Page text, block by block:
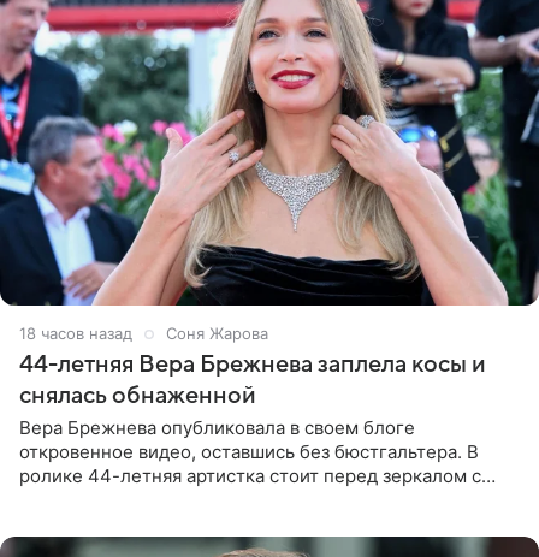
18 часов назад Соня Жарова
44-летняя Вера Брежнева заплела косы и
снялась обнаженной
Вера Брежнева опубликовала в своем блоге
откровенное видео, оставшись без бюстгальтера. В
ролике 44-летняя артистка стоит перед зеркалом с